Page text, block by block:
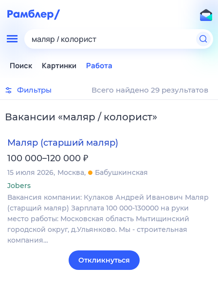
маляр / колорист
Поиск Картинки Работа
Фильтры Всего найдено 29 результатов
Вакансии «маляр / колорист»
Маляр (старший маляр)
100 000–120 000 ₽
15 июля 2026 Москва
Бабушкинская
Jobers
Вакансия компании: Кулаков Андрей Иванович Маляр
(старщий маляр) Зарплата 100 000-130000 на руки
место работы: Московская область Мытищинский
городской округ, д.Ульянково. Мы - строительная
компания…
Откликнуться